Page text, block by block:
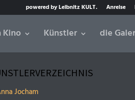
powered by Leibnitz KULT. Anreise
Künstler die
Jocham